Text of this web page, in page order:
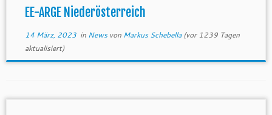
EE-ARGE Niederösterreich
14 März, 2023in News von Markus Schebella(vor 1239 Tagen
aktualisiert)